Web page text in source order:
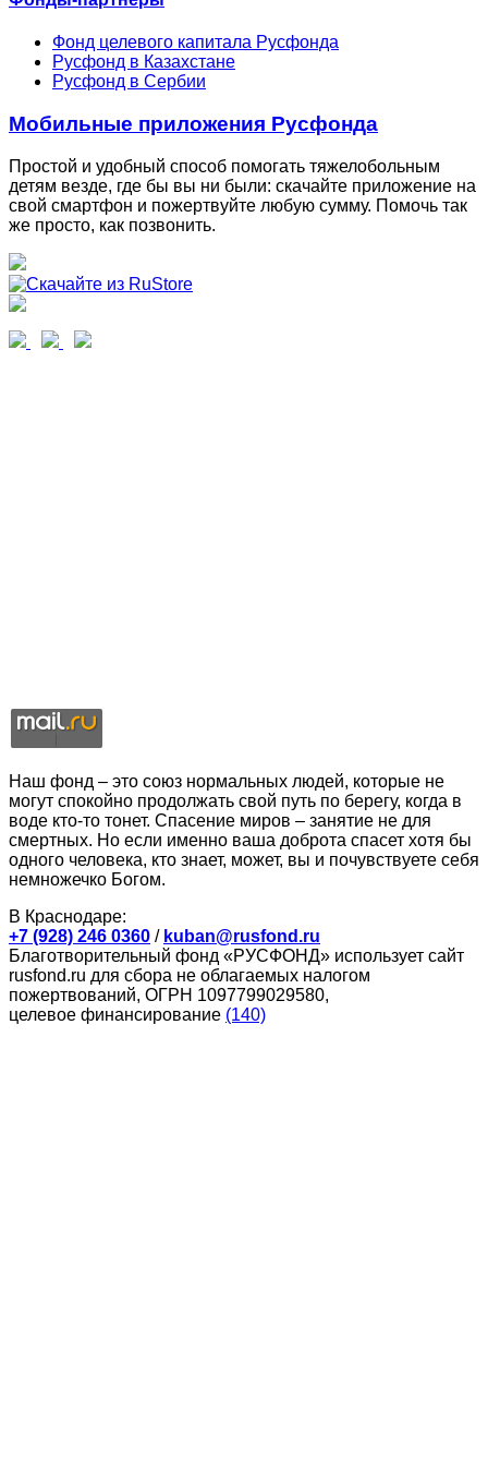
Фонд целевого капитала Русфонда
Русфонд в Казахстане
Русфонд в Сербии
Мобильные приложения Русфонда
Простой и удобный способ помогать тяжелобольным
детям везде, где бы вы ни были: скачайте приложение на
свой смартфон и пожертвуйте любую сумму. Помочь так
же просто, как позвонить.
Наш фонд – это союз нормальных людей, которые не
могут спокойно продолжать свой путь по берегу, когда в
воде кто-то тонет. Спасение миров – занятие не для
смертных. Но если именно ваша доброта спасет хотя бы
одного человека, кто знает, может, вы и почувствуете себя
немножечко Богом.
В Краснодаре:
+7 (928) 246 0360 / kuban@rusfond.ru
Благотворительный фонд «РУСФОНД» использует сайт
rusfond.ru для сбора не облагаемых налогом
пожертвований, ОГРН 1097799029580,
целевое финансирование (140)